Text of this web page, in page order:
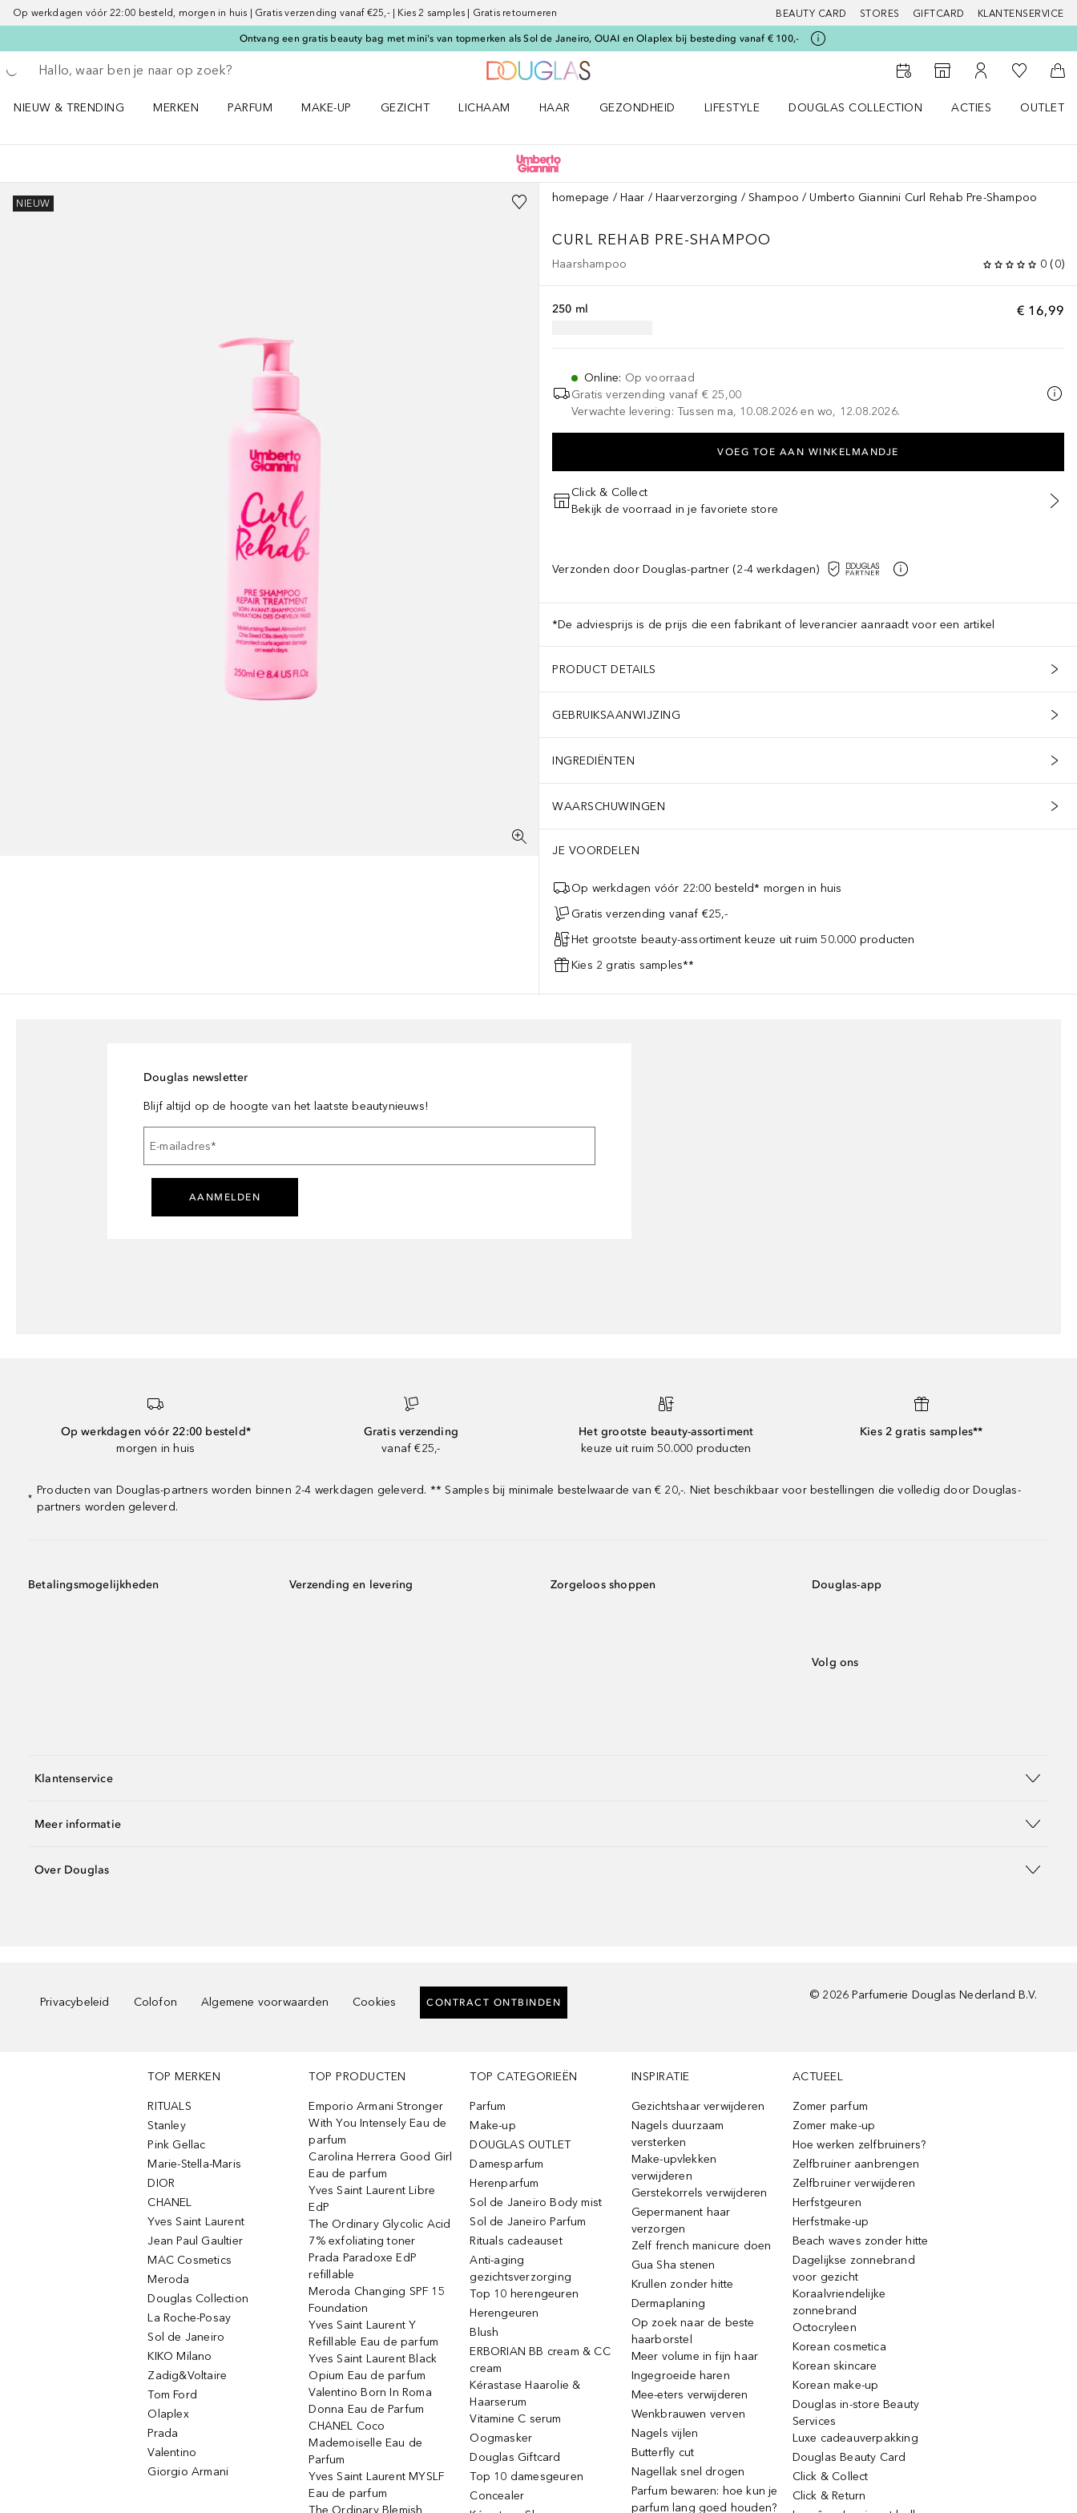
Op werkdagen vóór 22:00 besteld, morgen in huis | Gratis verzending vanaf €25,- | Kies 2 samples | Gratis retourneren BEAUTY CARD STORES GIFTCARD KLANTENSERVICE
Ontvang een gratis beauty bag met mini's van topmerken als Sol de Janeiro, OUAI en Olaplex bij besteding vanaf € 100,-
Ga terug
Zoekopdracht uitvoeren
Naar StorefinderNaar Mijn Account
Naar Mijn
NIEUW & TRENDING
MERKEN
PARFUM
MAKE-UP
GEZICHT
LICHAAM
HAAR
GEZONDHEID
LIFESTYLE
DOUGLAS COLLECTION
ACTIES
OUTLET
NIEUW homepage Haar Haarverzorging Shampoo Umberto Giannini Curl Rehab Pre-Shampoo
CURL REHAB PRE-SHAMPOO
Haarshampoo 0 (0)
€ 16,99
250 ml
Online: Op voorraad
Gratis verzending vanaf € 25,00
Verwachte levering: Tussen ma, 10.08.2026 en wo, 12.08.2026.
VOEG TOE AAN WINKELMANDJE
Click & Collect
Bekijk de voorraad in je favoriete store
Verzonden door Douglas-partner (2-4 werkdagen)
*De adviesprijs is de prijs die een fabrikant of leverancier aanraadt voor een artikel
PRODUCT DETAILS
GEBRUIKSAANWIJZING
INGREDIËNTEN
WAARSCHUWINGEN
JE VOORDELEN
Op werkdagen vóór 22:00 besteld* morgen in huis
Gratis verzending vanaf €25,-
Het grootste beauty-assortiment keuze uit ruim 50.000 producten
Kies 2 gratis samples**
Douglas newsletter
Blijf altijd op de hoogte van het laatste beautynieuws!
E-mailadres*
AANMELDEN
Op werkdagen vóór 22:00 besteld*
morgen in huis
Gratis verzending
vanaf €25,-
Het grootste beauty-assortiment
keuze uit ruim 50.000 producten
Kies 2 gratis samples**
*
Producten van Douglas-partners worden binnen 2-4 werkdagen geleverd. ** Samples bij minimale bestelwaarde van € 20,-. Niet beschikbaar voor bestellingen die volledig door Douglas-
partners worden geleverd.
Betalingsmogelijkheden Verzending en levering Zorgeloos shoppen Douglas-app
Volg ons
Klantenservice
Meer informatie
Over Douglas
Privacybeleid Colofon Algemene voorwaarden Cookies CONTRACT ONTBINDEN
© 2026 Parfumerie Douglas Nederland B.V.
TOP MERKEN
RITUALS
Stanley
Pink Gellac
Marie-Stella-Maris
DIOR
CHANEL
Yves Saint Laurent
Jean Paul Gaultier
MAC Cosmetics
Meroda
Douglas Collection
La Roche-Posay
Sol de Janeiro
KIKO Milano
Zadig&Voltaire
Tom Ford
Olaplex
Prada
Valentino
Giorgio Armani
TOP PRODUCTEN
Emporio Armani Stronger
With You Intensely Eau de
parfum
Carolina Herrera Good Girl
Eau de parfum
Yves Saint Laurent Libre
EdP
The Ordinary Glycolic Acid
7% exfoliating toner
Prada Paradoxe EdP
refillable
Meroda Changing SPF 15
Foundation
Yves Saint Laurent Y
Refillable Eau de parfum
Yves Saint Laurent Black
Opium Eau de parfum
Valentino Born In Roma
Donna Eau de Parfum
CHANEL Coco
Mademoiselle Eau de
Parfum
Yves Saint Laurent MYSLF
Eau de parfum
The Ordinary Blemish
TOP CATEGORIEËN
Parfum
Make-up
DOUGLAS OUTLET
Damesparfum
Herenparfum
Sol de Janeiro Body mist
Sol de Janeiro Parfum
Rituals cadeauset
Anti-aging
gezichtsverzorging
Top 10 herengeuren
Herengeuren
Blush
ERBORIAN BB cream & CC
cream
Kérastase Haarolie &
Haarserum
Vitamine C serum
Oogmasker
Douglas Giftcard
Top 10 damesgeuren
Concealer
INSPIRATIE
Gezichtshaar verwijderen
Nagels duurzaam
versterken
Make-upvlekken
verwijderen
Gerstekorrels verwijderen
Gepermanent haar
verzorgen
Zelf french manicure doen
Gua Sha stenen
Krullen zonder hitte
Dermaplaning
Op zoek naar de beste
haarborstel
Meer volume in fijn haar
Ingegroeide haren
Mee-eters verwijderen
Wenkbrauwen verven
Nagels vijlen
Butterfly cut
Nagellak snel drogen
Parfum bewaren: hoe kun je
parfum lang goed houden?
ACTUEEL
Zomer parfum
Zomer make-up
Hoe werken zelfbruiners?
Zelfbruiner aanbrengen
Zelfbruiner verwijderen
Herfstgeuren
Herfstmake-up
Beach waves zonder hitte
Dagelijkse zonnebrand
voor gezicht
Koraalvriendelijke
zonnebrand
Octocryleen
Korean cosmetica
Korean skincare
Korean make-up
Douglas in-store Beauty
Services
Luxe cadeauverpakking
Douglas Beauty Card
Click & Collect
Click & Return